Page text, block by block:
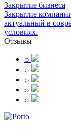
Закрытие бизнеса
Закрытие
актуальный в
условиях.
Отзывы
⌕
⌕
⌕
⌕
⌕